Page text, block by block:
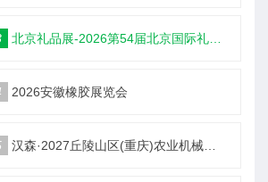
北京礼品展-2026第54届北京国际礼品、赠品及家庭用品展览会
2026安徽橡胶展览会
汉森·2027丘陵山区(重庆)农业机械展览会